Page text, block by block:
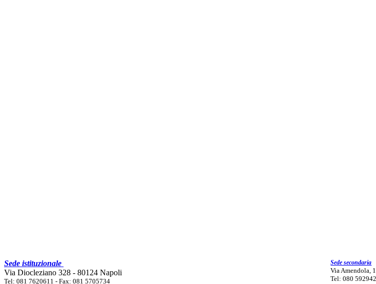
Sede istituzionale
Via Diocleziano 328 - 80124 Napoli
Tel: 081 7620611 - Fax: 081 5705734
Sede secondaria
Via Amendola,
Tel: 080